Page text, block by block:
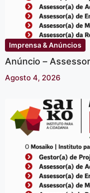
Imprensa & Anúncios
Anúncio –
Agosto 4, 2026